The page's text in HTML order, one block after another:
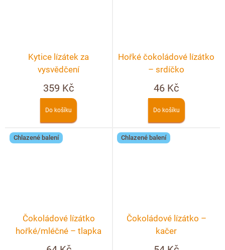
Kytice lízátek za
vysvědčení
359 Kč
Do košíku
Hořké čokoládové lízátko
– srdíčko
46 Kč
Do košíku
Chlazené balení
Čokoládové lízátko
hořké/mléčné – tlapka
Chlazené balení
Čokoládové lízátko –
kačer